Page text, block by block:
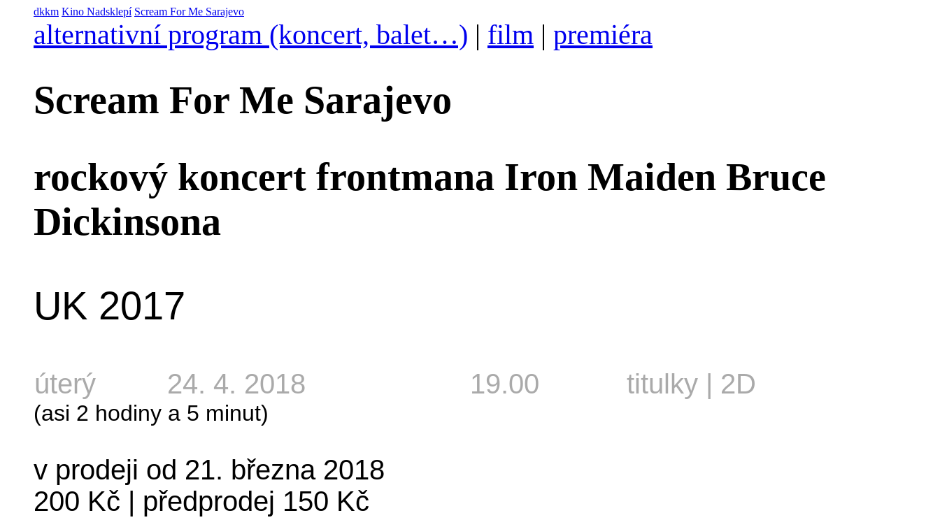
dkkm Kino Nadsklepí Scream For Me Sarajevo
alternativní program (koncert, balet…) | film | premiéra
Scream For Me Sarajevo
rockový koncert frontmana Iron Maiden Bruce
Dickinsona
UK 2017
úterý 24. 4. 2018 19.00 titulky | 2D
(asi 2 hodiny a 5 minut)
v prodeji od 21. března 2018
200 Kč | předprodej 150 Kč